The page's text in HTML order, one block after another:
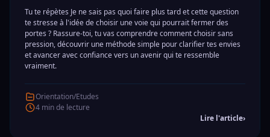
Tu te répètes Je ne sais pas quoi faire plus tard et cette question
te stresse à l'idée de choisir une voie qui pourrait fermer des
portes ? Rassure-toi, tu vas comprendre comment choisir sans
pression, découvrir une méthode simple pour clarifier tes envies
et avancer avec confiance vers un avenir qui te ressemble
vraiment.
Orientation/Etudes
4 min de lecture
Lire l'article›